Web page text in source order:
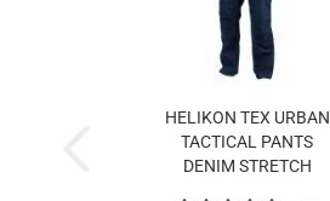
HELIKON TEX URBAN
TACTICAL PANTS
DENIM STRETCH